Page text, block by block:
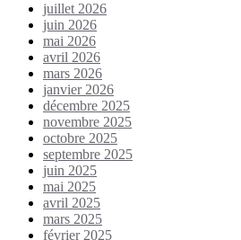
juillet 2026
juin 2026
mai 2026
avril 2026
mars 2026
janvier 2026
décembre 2025
novembre 2025
octobre 2025
septembre 2025
juin 2025
mai 2025
avril 2025
mars 2025
février 2025